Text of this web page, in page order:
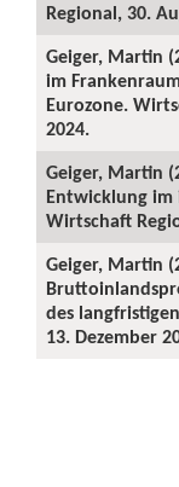
Regional, 30.
Geiger, Martin
im
Eurozone.
2024.
Geiger, Martin
Entwicklung
Wirtschaft
Geiger, Martin
des
13. Dezember